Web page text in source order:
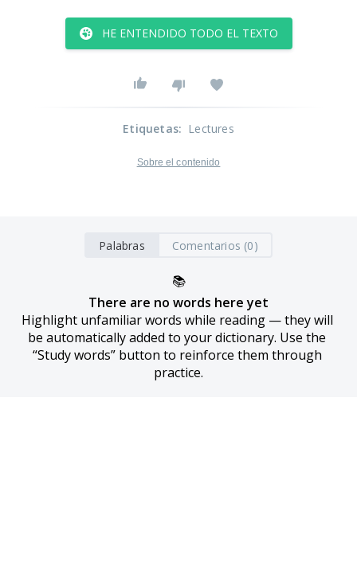
HE ENTENDIDO TODO EL TEXTO
Etiquetas: Lectures
Sobre el contenido
Palabras Comentarios (0)
📚
There are no words here yet
Highlight unfamiliar words while reading — they will
be automatically added to your dictionary. Use the
“Study words” button to reinforce them through
practice.